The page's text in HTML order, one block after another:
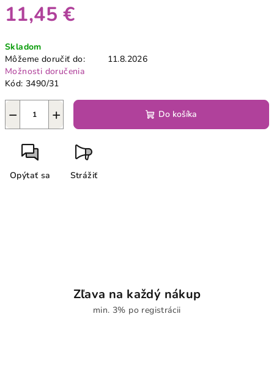
11,45 €
cena:
Skladom
Môžeme doručiť do:
11.8.2026
Možnosti doručenia
Kód: 3490/31
+
− Do košíka
Opýtať sa Strážiť
Zľava na každý nákup
min. 3% po registrácii